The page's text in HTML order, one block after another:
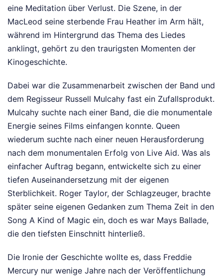
eine Meditation über Verlust. Die Szene, in der
MacLeod seine sterbende Frau Heather im Arm hält,
während im Hintergrund das Thema des Liedes
anklingt, gehört zu den traurigsten Momenten der
Kinogeschichte.
Dabei war die Zusammenarbeit zwischen der Band und
dem Regisseur Russell Mulcahy fast ein Zufallsprodukt.
Mulcahy suchte nach einer Band, die die monumentale
Energie seines Films einfangen konnte. Queen
wiederum suchte nach einer neuen Herausforderung
nach dem monumentalen Erfolg von Live Aid. Was als
einfacher Auftrag begann, entwickelte sich zu einer
tiefen Auseinandersetzung mit der eigenen
Sterblichkeit. Roger Taylor, der Schlagzeuger, brachte
später seine eigenen Gedanken zum Thema Zeit in den
Song A Kind of Magic ein, doch es war Mays Ballade,
die den tiefsten Einschnitt hinterließ.
Die Ironie der Geschichte wollte es, dass Freddie
Mercury nur wenige Jahre nach der Veröffentlichung